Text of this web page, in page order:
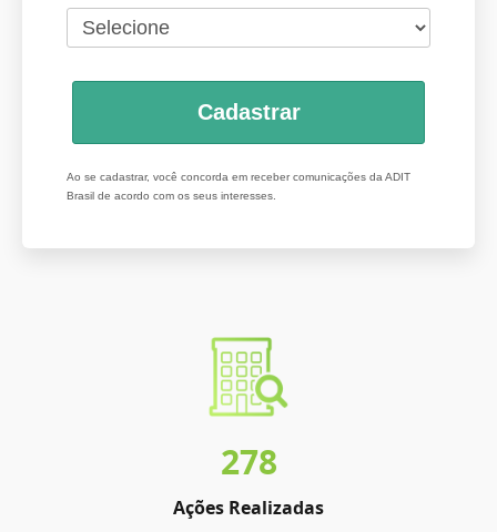
Cadastrar
Ao se cadastrar, você concorda em receber comunicações da ADIT
Brasil de acordo com os seus interesses.
278
Ações Realizadas